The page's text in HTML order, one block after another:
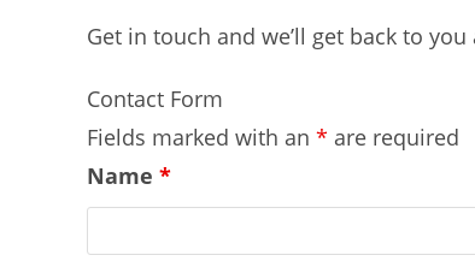
Get in touch and we’ll get back to
Contact Form
Fields marked with an * are required
Name *